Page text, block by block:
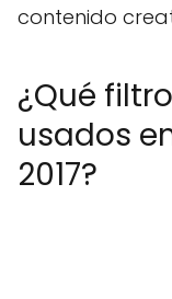
contenido
¿Qué
usados
2017?